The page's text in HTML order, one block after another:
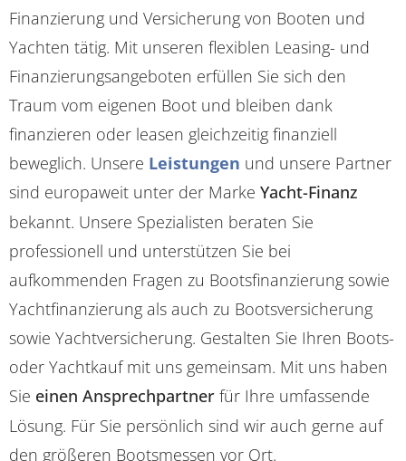
Finanzierung und Versicherung von Booten und
Yachten tätig. Mit unseren flexiblen Leasing- und
Finanzierungsangeboten erfüllen Sie sich den
Traum vom eigenen Boot und bleiben dank
finanzieren oder leasen gleichzeitig finanziell
beweglich. Unsere Leistungen und unsere Partner
sind europaweit unter der Marke Yacht-Finanz
bekannt. Unsere Spezialisten beraten Sie
professionell und unterstützen Sie bei
aufkommenden Fragen zu Bootsfinanzierung sowie
Yachtfinanzierung als auch zu Bootsversicherung
sowie Yachtversicherung. Gestalten Sie Ihren Boots-
oder Yachtkauf mit uns gemeinsam. Mit uns haben
Sie einen Ansprechpartner für Ihre umfassende
Lösung. Für Sie persönlich sind wir auch gerne auf
den größeren Bootsmessen vor Ort.